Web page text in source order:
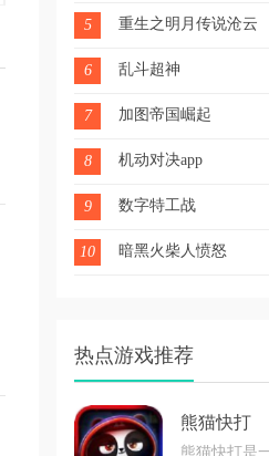
5 重生之明月传说沧云劫
6 乱斗超神
7 加图帝国崛起
8 机动对决app
9 数字特工战
10 暗黑火柴人愤怒
热点游戏推荐
熊猫快打
熊猫快打是